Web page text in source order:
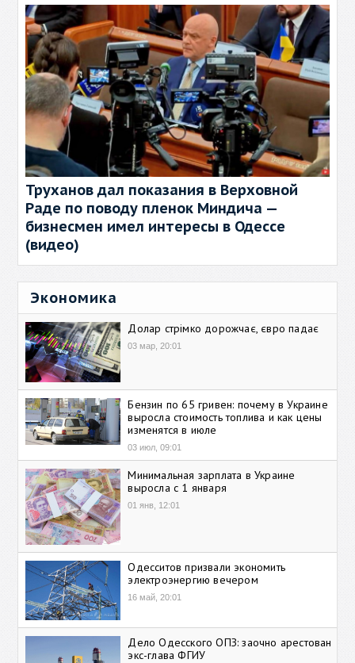
Труханов дал показания в Верховной
Раде по поводу пленок Миндича —
бизнесмен имел интересы в Одессе
(видео)
Экономика
Долар стрімко дорожчає, євро падає
03 мар, 20:01
Бензин по 65 гривен: почему в Украине
выросла стоимость топлива и как цены
изменятся в июле
03 июл, 09:01
Минимальная зарплата в Украине
выросла с 1 января
01 янв, 12:01
Одесситов призвали экономить
электроэнергию вечером
16 май, 20:01
Дело Одесского ОПЗ: заочно арестован
экс-глава ФГИУ